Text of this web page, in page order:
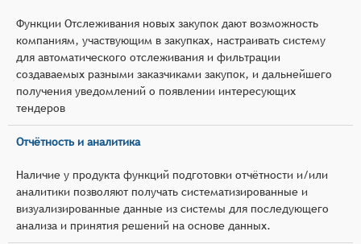
Функции Отслеживания новых закупок дают возможность
компаниям, участвующим в закупках, настраивать систему
для автоматического отслеживания и фильтрации
создаваемых разными заказчиками закупок, и дальнейшего
получения уведомлений о появлении интересующих
тендеров
Отчётность и аналитика
Наличие у продукта функций подготовки отчётности и/или
аналитики позволяют получать систематизированные и
визуализированные данные из системы для последующего
анализа и принятия решений на основе данных.